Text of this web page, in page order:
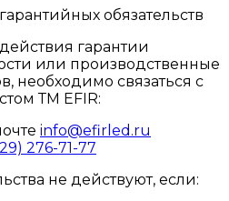
обязательств
гарантии
или производственные
необходимо связаться с
ТМ EFIR:
info@efirled.ru
276-71-77
не действуют, если: